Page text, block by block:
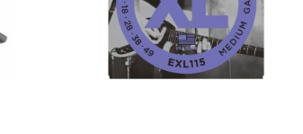
31,50 €